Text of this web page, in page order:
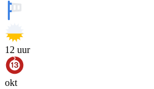
12 uur
okt